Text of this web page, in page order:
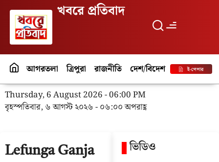
খবরে প্রতিবাদ
আগরতলা ত্রিপুরা রাজনীতি দেশ/বিদেশ পর্যটনই-পেপার
Thursday, 6 August 2026 - 06:00 PM
বৃহস্পতিবার, ৬ আগস্ট ২০২৬ - ০৬:০০ অপরাহ্ণ
Lefunga Ganja
ভিডিও